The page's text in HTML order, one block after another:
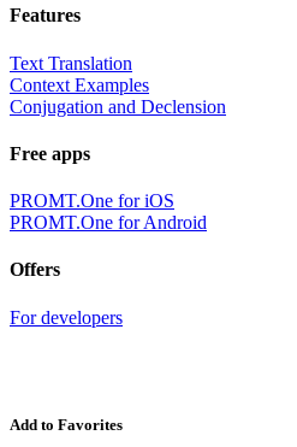
Features
Text Translation
Context Examples
Conjugation and Declension
Free apps
PROMT.One for iOS
PROMT.One for Android
Offers
For developers
Add to Favorites